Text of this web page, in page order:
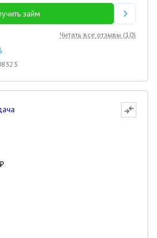
займ
Читать все отзывы (10)
₽